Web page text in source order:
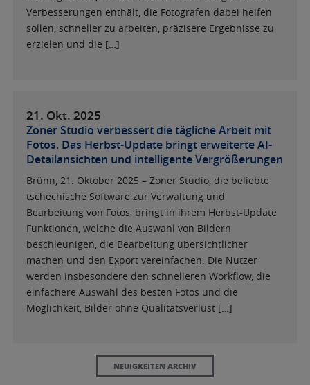
Verbesserungen enthält, die Fotografen dabei helfen
sollen, schneller zu arbeiten, präzisere Ergebnisse zu
erzielen und die […]
21. Okt. 2025
Zoner Studio verbessert die tägliche Arbeit mit
Fotos. Das Herbst-Update bringt erweiterte AI-
Detailansichten und intelligente Vergrößerungen
Brünn, 21. Oktober 2025 – Zoner Studio, die beliebte
tschechische Software zur Verwaltung und
Bearbeitung von Fotos, bringt in ihrem Herbst-Update
Funktionen, welche die Auswahl von Bildern
beschleunigen, die Bearbeitung übersichtlicher
machen und den Export vereinfachen. Die Nutzer
werden insbesondere den schnelleren Workflow, die
einfachere Auswahl des besten Fotos und die
Möglichkeit, Bilder ohne Qualitätsverlust […]
NEUIGKEITEN ARCHIV